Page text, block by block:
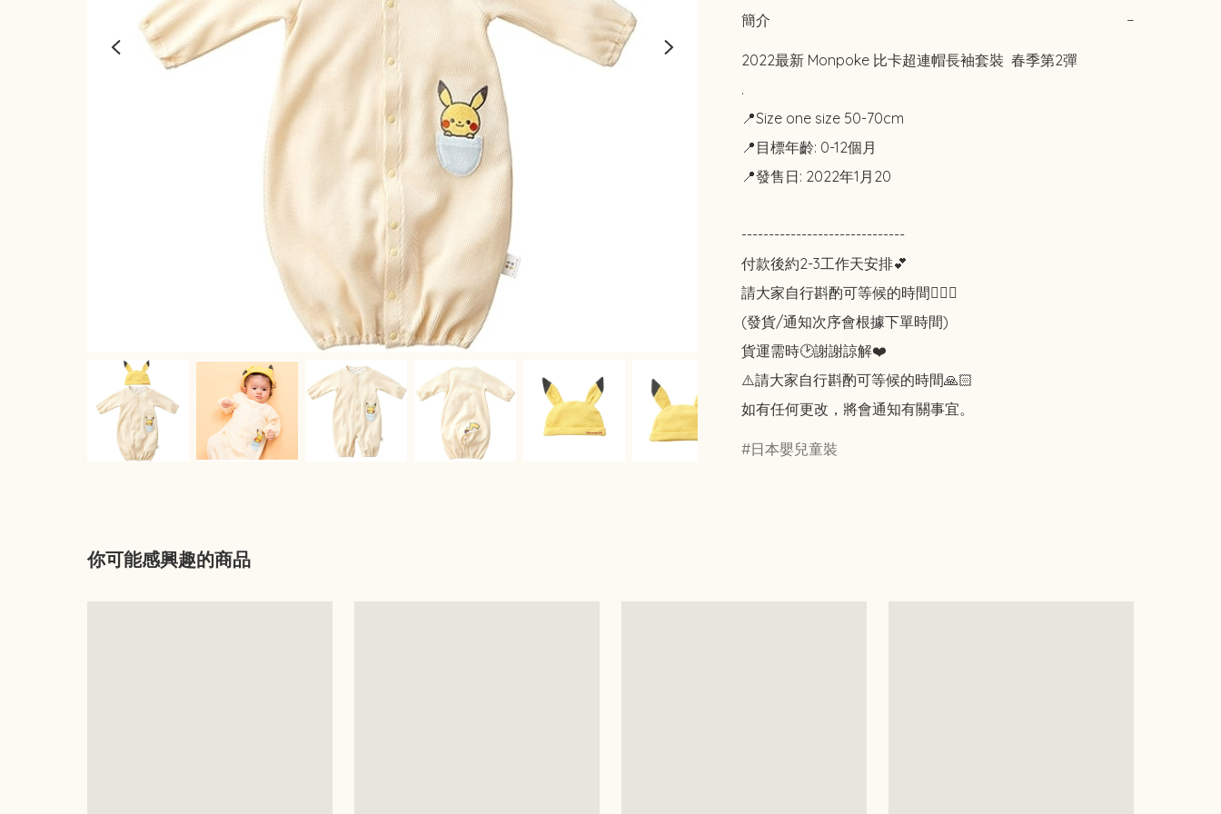
簡介 −
2022最新 Monpoke 比卡超連帽長袖套裝  春季第2彈
.
📍Size one size 50-70cm
📍目標年齡: 0-12個月
📍發售日: 2022年1月20
------------------------------
付款後約2-3工作天安排💕
請大家自行斟酌可等候的時間🙇🏻‍♀️
(發貨/通知次序會根據下單時間)
貨運需時🕑謝謝諒解❤️
⚠️請大家自行斟酌可等候的時間🙏🏻
如有任何更改，將會通知有關事宜。
日本嬰兒童裝
你可能感興趣的商品